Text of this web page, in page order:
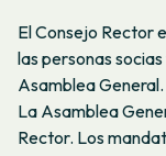
El Consejo Rector
las personas
Asamblea General.
La Asamblea
Rector. Los